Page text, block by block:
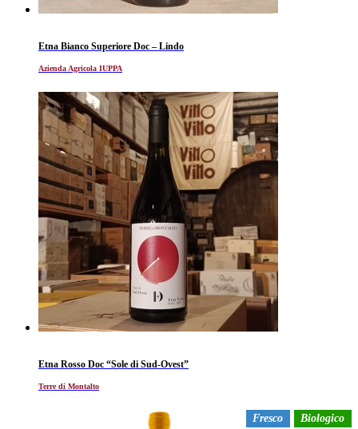
Etna Bianco Superiore Doc – Lindo
Azienda Agricola IUPPA
Etna Rosso Doc “Sole di Sud-Ovest”
Terre di Montalto
Fresco Biologico